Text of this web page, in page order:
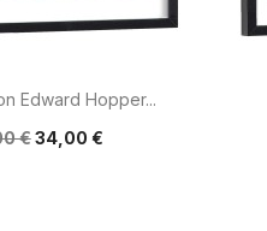
rapide
Edward Hopper...
€34,00 €